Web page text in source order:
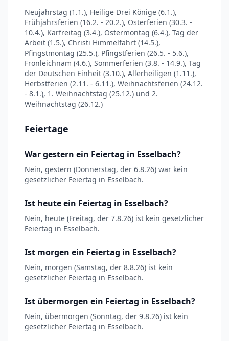
Neujahrstag (1.1.), Heilige Drei Könige (6.1.),
Frühjahrsferien (16.2. - 20.2.), Osterferien (30.3. -
10.4.), Karfreitag (3.4.), Ostermontag (6.4.), Tag der
Arbeit (1.5.), Christi Himmelfahrt (14.5.),
Pfingstmontag (25.5.), Pfingstferien (26.5. - 5.6.),
Fronleichnam (4.6.), Sommerferien (3.8. - 14.9.), Tag
der Deutschen Einheit (3.10.), Allerheiligen (1.11.),
Herbstferien (2.11. - 6.11.), Weihnachtsferien (24.12.
- 8.1.), 1. Weihnachtstag (25.12.) und 2.
Weihnachtstag (26.12.)
Feiertage
War gestern ein Feiertag in Esselbach?
Nein, gestern (Donnerstag, der 6.8.26) war kein
gesetzlicher Feiertag in Esselbach.
Ist heute ein Feiertag in Esselbach?
Nein, heute (Freitag, der 7.8.26) ist kein gesetzlicher
Feiertag in Esselbach.
Ist morgen ein Feiertag in Esselbach?
Nein, morgen (Samstag, der 8.8.26) ist kein
gesetzlicher Feiertag in Esselbach.
Ist übermorgen ein Feiertag in Esselbach?
Nein, übermorgen (Sonntag, der 9.8.26) ist kein
gesetzlicher Feiertag in Esselbach.